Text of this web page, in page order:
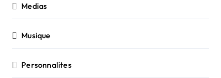
Medias
Musique
Personnalites